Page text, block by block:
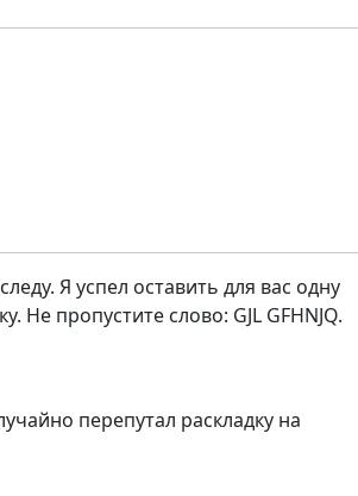
Я успел оставить для вас одну
Не пропустите слово: GJL GFHNJQ.
перепутал раскладку на